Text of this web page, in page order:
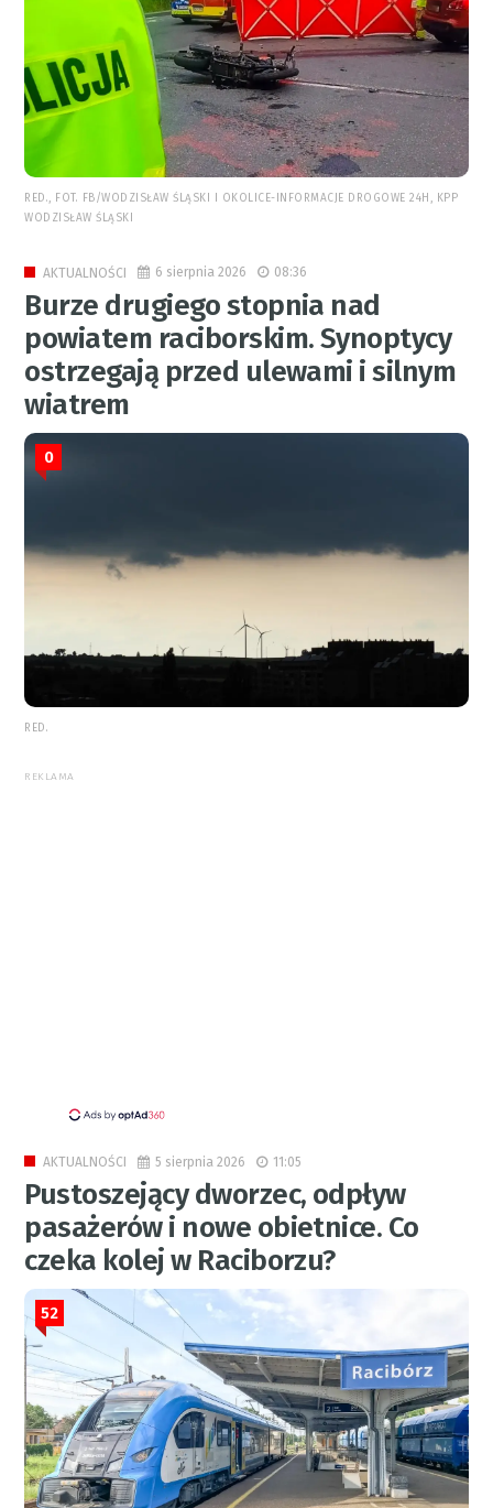
RED., FOT. FB/WODZISŁAW ŚLĄSKI I OKOLICE-INFORMACJE DROGOWE 24H, KPP
WODZISŁAW ŚLĄSKI
AKTUALNOŚCI 6 sierpnia 2026 08:36
Burze drugiego stopnia nad
powiatem raciborskim. Synoptycy
ostrzegają przed ulewami i silnym
wiatrem
0
RED.
REKLAMA
AKTUALNOŚCI 5 sierpnia 2026 11:05
Pustoszejący dworzec, odpływ
pasażerów i nowe obietnice. Co
czeka kolej w Raciborzu?
52